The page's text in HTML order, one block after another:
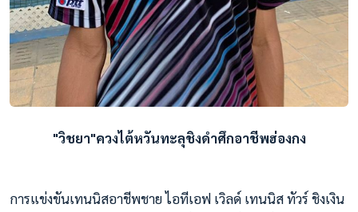
"วิชยา"ควงไต้หวันทะลุชิงดำศึกอาชีพฮ่องกง
การแข่งขันเทนนิสอาชีพชาย ไอทีเอฟ เวิลด์ เทนนิส ทัวร์ ชิงเงิน